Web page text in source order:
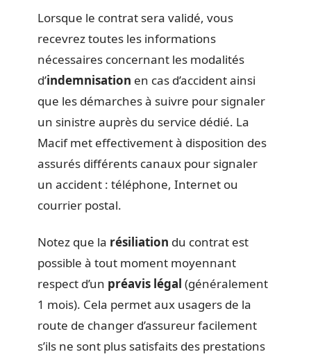
Lorsque le contrat sera validé, vous
recevrez toutes les informations
nécessaires concernant les modalités
d’indemnisation en cas d’accident ainsi
que les démarches à suivre pour signaler
un sinistre auprès du service dédié. La
Macif met effectivement à disposition des
assurés différents canaux pour signaler
un accident : téléphone, Internet ou
courrier postal.
Notez que la résiliation du contrat est
possible à tout moment moyennant
respect d’un préavis légal (généralement
1 mois). Cela permet aux usagers de la
route de changer d’assureur facilement
s’ils ne sont plus satisfaits des prestations